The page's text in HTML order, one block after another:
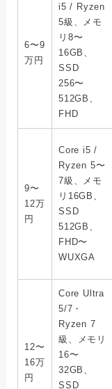
6〜9
万円
i5 / Ryzen
5級、メモ
リ8〜
16GB、
SSD
256〜
512GB、
FHD
9〜
12万
円
Core i5 /
Ryzen 5〜
7級、メモ
リ16GB、
SSD
512GB、
FHD〜
WUXGA
12〜
16万
円
Core Ultra
5/7・
Ryzen 7
級、メモリ
16〜
32GB、
SSD